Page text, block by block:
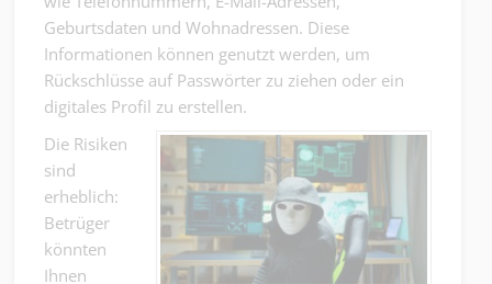
Geburtsdaten und Wohnadressen. Diese
Informationen können genutzt werden, um
Rückschlüsse auf Passwörter zu ziehen oder ein
digitales Profil zu erstellen.
Die Risiken
sind
erheblich:
Betrüger
könnten
Ihnen